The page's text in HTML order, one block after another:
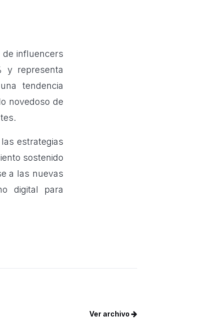
influencers
y representa
tendencia
novedoso de
estrategias
sostenido
a las nuevas
digital para
Ver archivo